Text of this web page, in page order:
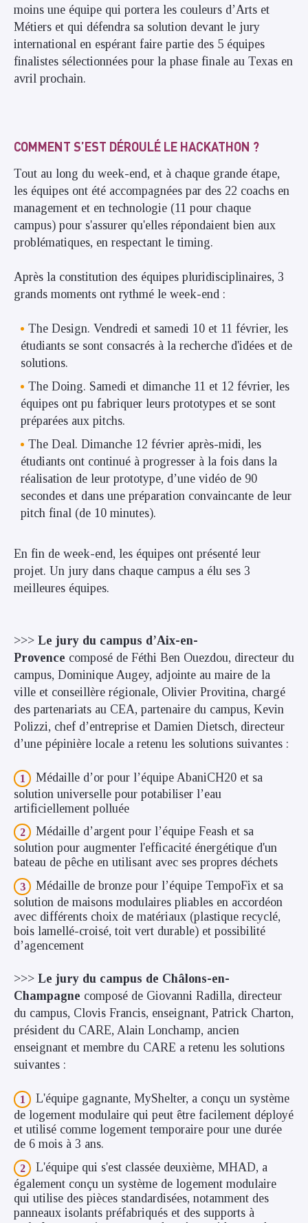
moins une équipe qui portera les couleurs d’Arts et
Métiers et qui défendra sa solution devant le jury
international en espérant faire partie des 5 équipes
finalistes sélectionnées pour la phase finale au Texas en
avril prochain.
COMMENT S’EST DÉROULÉ LE HACKATHON ?
Tout au long du week-end, et à chaque grande étape,
les équipes ont été accompagnées par des 22 coachs en
management et en technologie (11 pour chaque
campus) pour s'assurer qu'elles répondaient bien aux
problématiques, en respectant le timing.
Après la constitution des équipes pluridisciplinaires, 3
grands moments ont rythmé le week-end :
The Design. Vendredi et samedi 10 et 11 février, les
étudiants se sont consacrés à la recherche d'idées et de
solutions.
The Doing. Samedi et dimanche 11 et 12 février, les
équipes ont pu fabriquer leurs prototypes et se sont
préparées aux pitchs.
The Deal. Dimanche 12 février après-midi, les
étudiants ont continué à progresser à la fois dans la
réalisation de leur prototype, d’une vidéo de 90
secondes et dans une préparation convaincante de leur
pitch final (de 10 minutes).
En fin de week-end, les équipes ont présenté leur
projet. Un jury dans chaque campus a élu ses 3
meilleures équipes.
>>> Le jury du campus d’Aix-en-
Provence composé de Féthi Ben Ouezdou, directeur du
campus, Dominique Augey, adjointe au maire de la
ville et conseillère régionale, Olivier Provitina, chargé
des partenariats au CEA, partenaire du campus, Kevin
Polizzi, chef d’entreprise et Damien Dietsch, directeur
d’une pépinière locale a retenu les solutions suivantes :
Médaille d’or pour l’équipe AbaniCH20 et sa
solution universelle pour potabiliser l’eau
artificiellement polluée
Médaille d’argent pour l’équipe Feash et sa
solution pour augmenter l'efficacité énergétique d'un
bateau de pêche en utilisant avec ses propres déchets
Médaille de bronze pour l’équipe TempoFix et sa
solution de maisons modulaires pliables en accordéon
avec différents choix de matériaux (plastique recyclé,
bois lamellé-croisé, toit vert durable) et possibilité
d’agencement
>>> Le jury du campus de Châlons-en-
Champagne composé de Giovanni Radilla, directeur
du campus, Clovis Francis, enseignant, Patrick Charton,
président du CARE, Alain Lonchamp, ancien
enseignant et membre du CARE a retenu les solutions
suivantes :
L'équipe gagnante, MyShelter, a conçu un système
de logement modulaire qui peut être facilement déployé
et utilisé comme logement temporaire pour une durée
de 6 mois à 3 ans.
L'équipe qui s'est classée deuxième, MHAD, a
également conçu un système de logement modulaire
qui utilise des pièces standardisées, notamment des
panneaux isolants préfabriqués et des supports à